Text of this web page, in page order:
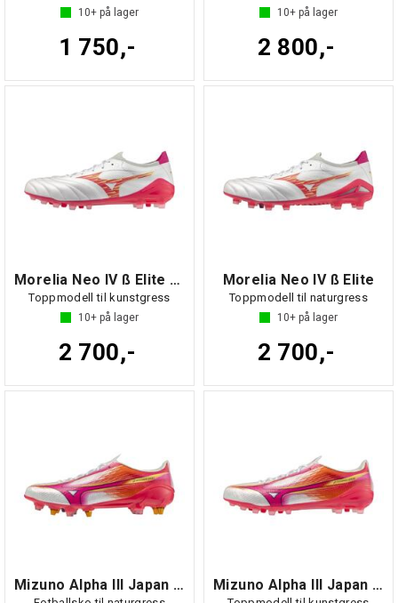
10+ på lager
1 750,-
10+ på lager
2 800,-
Morelia Neo IV ß Elite AG
Toppmodell til kunstgress
10+ på lager
2 700,-
Morelia Neo IV ß Elite
Toppmodell til naturgress
10+ på lager
2 700,-
Mizuno Alpha III Japan MIX Mizuno Alpha III Japan AG